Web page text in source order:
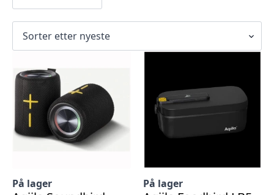
siste
På lager På lager